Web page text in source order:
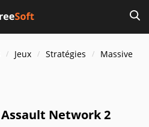
Jeux Stratégies
Massive
Network 2